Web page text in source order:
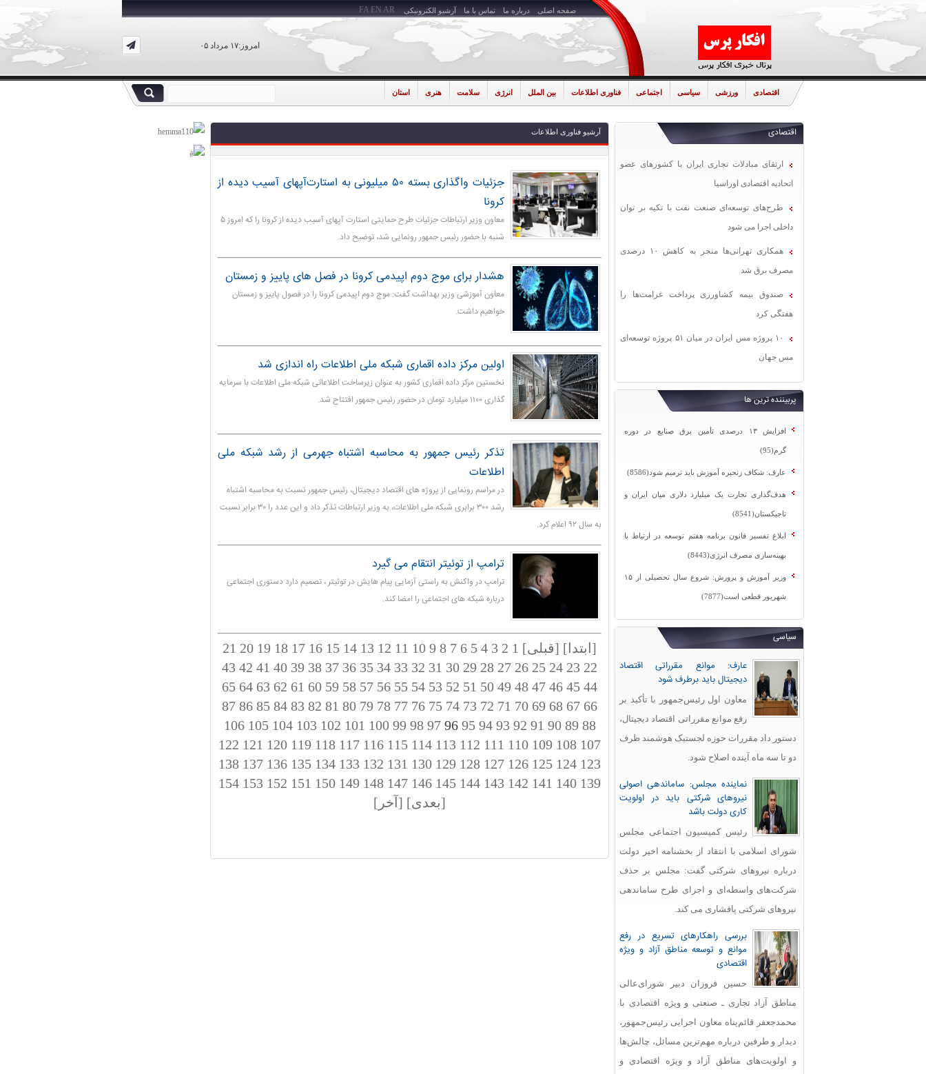
صفحه اصلی درباره ما تماس با ما آرشیو الکترونیکی
امروز:۱۷ مرداد ۰۵
FA EN AR
اقتصادی ورزشی سیاسی اجتماعی فناوری اطلاعات بین الملل انرژی سلامت هنری استان
اقتصادی
ارتقای مبادلات تجاری ایران با کشورهای عضو
اتحادیه اقتصادی اوراسیا
طرح‌های توسعه‌ای صنعت نفت با تکیه بر توان
داخلی اجرا می شود
همکاری تهرانی‌ها منجر به کاهش ۱۰ درصدی
مصرف برق شد
صندوق بیمه کشاورزی پرداخت غرامت‌ها را
هفتگی کرد
۱۰ پروژه مس ایران در میان ۵۱ پروژه توسعه‌ای
مس جهان
پربیننده ترین ها
افزایش ۱۳ درصدی تأمین برق صنایع در دوره
گرم(95)
عارف: شکاف زنجیره آموزش باید ترمیم شود(8586)
هدف‌گذاری تجارت یک میلیارد دلاری میان ایران و
تاجیکستان(8541)
ابلاغ تفسیر قانون برنامه هفتم توسعه در ارتباط با
بهینه‌سازی مصرف انرژی(8443)
وزیر آموزش و پرورش: شروع سال تحصیلی از ۱۵
شهریور قطعی است(7877)
سیاسی
عارف: موانع مقرراتی اقتصاد
دیجیتال باید برطرف شود
معاون اول رئیس‌جمهور با تأکید بر
رفع موانع مقرراتی اقتصاد دیجیتال،
دستور داد مقررات حوزه لجستیک هوشمند ظرف
دو تا سه ماه آینده اصلاح شود.
نماینده مجلس: ساماندهی اصولی
نیروهای شرکتی باید در اولویت
کاری دولت باشد
رئیس کمیسیون اجتماعی مجلس
شورای اسلامی با انتقاد از بخشنامه اخیر دولت
درباره نیروهای شرکتی گفت: مجلس بر حذف
شرکت‌های واسطه‌ای و اجرای طرح ساماندهی
نیروهای شرکتی پافشاری می کند.
بررسی راهکارهای تسریع در رفع
موانع و توسعه مناطق آزاد و ویژه
اقتصادی
حسین فروزان دبیر شورای‌عالی
مناطق آزاد تجاری ـ صنعتی و ویژه اقتصادی با
محمدجعفر قائم‌پناه معاون اجرایی رئیس‌جمهور،
دیدار و طرفین درباره مهم‌ترین مسائل، چالش‌ها
و اولویت‌های مناطق آزاد و ویژه اقتصادی و
آرشیو فناوری اطلاعات
جزئیات واگذاری بسته ۵۰ میلیونی به استارت‌آپهای آسیب دیده از
کرونا
معاون وزیر ارتباطات جزئیات طرح حمایتی استارت آپهای آسیب دیده از کرونا را که امروز ۵
شنبه با حضور رئیس جمهور رونمایی شد، توضیح داد.
هشدار برای موج دوم اپیدمی کرونا در فصل های پاییز و زمستان
معاون آموزشی وزیر بهداشت گفت: موج دوم اپیدمی کرونا را در فصول پاییز و زمستان
خواهیم داشت.
اولین مرکز داده اقماری شبکه ملی اطلاعات راه اندازی شد
نخستین مرکز داده اقماری کشور به عنوان زیرساخت اطلاعاتی شبکه ملی اطلاعات با سرمایه
گذاری ۱۱۰۰ میلیارد تومان در حضور رئیس جمهور افتتاح شد.
تذکر رئیس جمهور به محاسبه اشتباه جهرمی از رشد شبکه ملی
اطلاعات
در مراسم رونمایی از پروژه های اقتصاد دیجیتال، رئیس جمهور نسبت به محاسبه اشتباه
رشد ۳۰۰ برابری شبکه ملی اطلاعات، به وزیر ارتباطات تذکر داد و این عدد را ۳۰ برابر نسبت
به سال ۹۲ اعلام کرد.
ترامپ از توئیتر انتقام می گیرد
ترامپ در واکنش به راستی آزمایی پیام هایش در توئیتر ، تصمیم دارد دستوری اجتماعی
درباره شبکه های اجتماعی را امضا کند.
[ابتدا] [قبلی] 1
2
3
4
5
6
7
8
9
10
11
12
13
14
15
16
17
18
19
20
21
22
23
24
25
26
27
28
29
30
31
32
33
34
35
36
37
38
39
40
41
42
43
44
45
46
47
48
49
50
51
52
53
54
55
56
57
58
59
60
61
62
63
64
65
66
67
68
69
70
71
72
73
74
75
76
77
78
79
80
81
82
83
84
85
86
87
88
89
90
91
92
93
94
95
96
97
98
99
100
101
102
103
104
105
106
107
108
109
110
111
112
113
114
115
116
117
118
119
120
121
122
123
124
125
126
127
128
129
130
131
132
133
134
135
136
137
138
139
140
141
142
143
144
145
146
147
148
149
150
151
152
153
154
[بعدی] [آخر]